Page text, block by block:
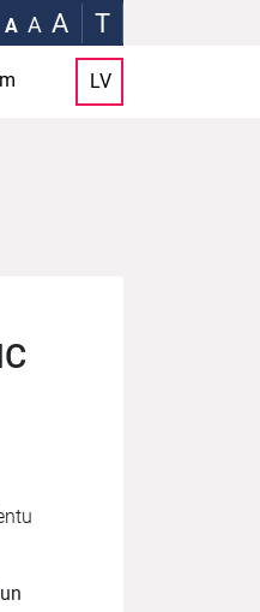
A A A T
LV